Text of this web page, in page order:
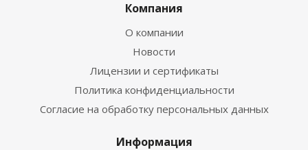
Компания
О компании
Новости
Лицензии и сертификаты
Политика конфиденциальности
Согласие на обработку персональных данных
Информация